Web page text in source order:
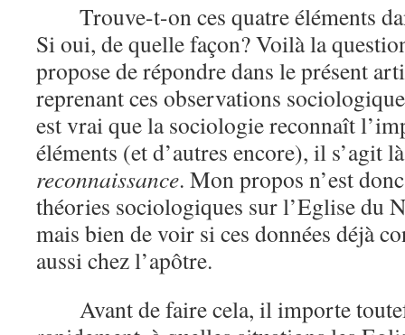
Trouve-t-on ces quatre éléments
Si oui, de quelle façon? Voilà la
propose de répondre dans le présent
reprenant ces observations
est vrai que la sociologie reconnaît
éléments (et d’autres encore), il s’agit
reconnaissance. Mon propos n’est
théories sociologiques sur l’Eglise du
mais bien de voir si ces données déjà
aussi chez l’apôtre.
Avant de faire cela, il importe